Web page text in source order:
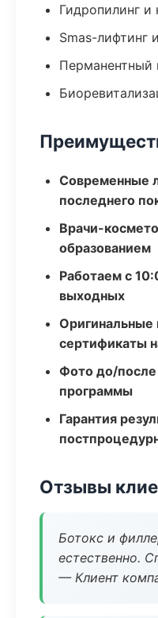
Гидропилинг и
Smas-лифтинг
Современные
последнего
Врачи-
образованием
Работаем с
выходных
Оригинальные
сертификаты
Фото до/
программы
Гарантия
Отзывы
Ботокс и
естественно.
— Клиент